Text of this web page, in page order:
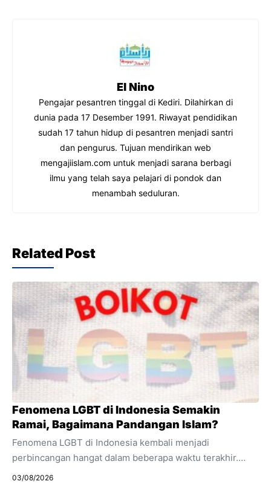
El Nino
Pengajar pesantren tinggal di Kediri. Dilahirkan di
dunia pada 17 Desember 1991. Riwayat pendidikan
sudah 17 tahun hidup di pesantren menjadi santri
dan pengurus. Tujuan mendirikan web
mengajiislam.com untuk menjadi sarana berbagi
ilmu yang telah saya pelajari di pondok dan
menambah seduluran.
Related Post
Fenomena LGBT di Indonesia Semakin
Ramai, Bagaimana Pandangan Islam?
Fenomena LGBT di Indonesia kembali menjadi
perbincangan hangat dalam beberapa waktu terakhir.
Berbagai pemberitaan, kebijakan pemerintah, dan diskusi
03/08/2026